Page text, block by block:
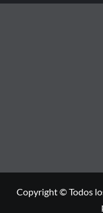
Copyright © Todos